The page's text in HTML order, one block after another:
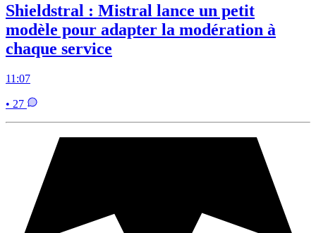
Shieldstral : Mistral lance un petit
modèle pour adapter la modération à
chaque service
11:07
• 27